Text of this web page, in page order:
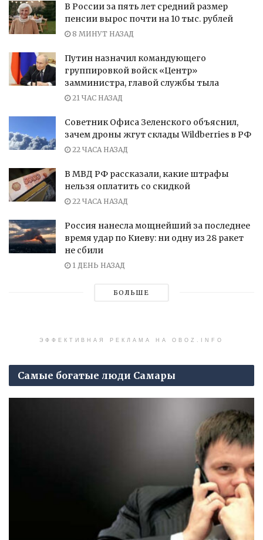
В России за пять лет средний размер
пенсии вырос почти на 10 тыс. рублей
8 МИНУТ НАЗАД
Путин назначил командующего
группировкой войск «Центр»
замминистра, главой службы тыла
21 ЧАС НАЗАД
Советник Офиса Зеленского объяснил,
зачем дроны жгут склады Wildberries в РФ
22 ЧАСА НАЗАД
В МВД РФ рассказали, какие штрафы
нельзя оплатить со скидкой
22 ЧАСА НАЗАД
Россия нанесла мощнейший за последнее
время удар по Киеву: ни одну из 28 ракет
не сбили
1 ДЕНЬ НАЗАД
БОЛЬШЕ
ЭФФЕКТИВНАЯ РЕКЛАМА НА OBOZ.INFO
Самые богатые люди Самары